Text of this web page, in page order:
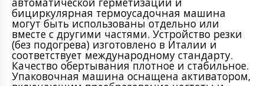
бициркулярная термоусадочная машина
могут быть использованы отдельно или
вместе с другими частями. Устройство резки
(без подогрева) изготовлено в Италии и
соответствует международному стандарту.
Качество обертывания плотное и стабильное.
Упаковочная машина оснащена активатором,